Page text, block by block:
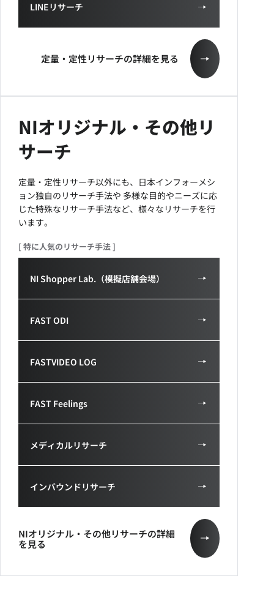
LINEリサーチ
定量・定性リサーチの詳細を見る
NIオリジナル・その他リ
サーチ
定量・定性リサーチ以外にも、日本インフォーメシ
ョン独自のリサーチ手法や 多様な目的やニーズに応
じた特殊なリサーチ手法など、様々なリサーチを行
います。
[ 特に人気のリサーチ手法 ]
NI Shopper Lab.（模擬店舗会場）
FAST ODI
FASTVIDEO LOG
FAST Feelings
メディカルリサーチ
インバウンドリサーチ
NIオリジナル・その他リサーチの詳細
を見る